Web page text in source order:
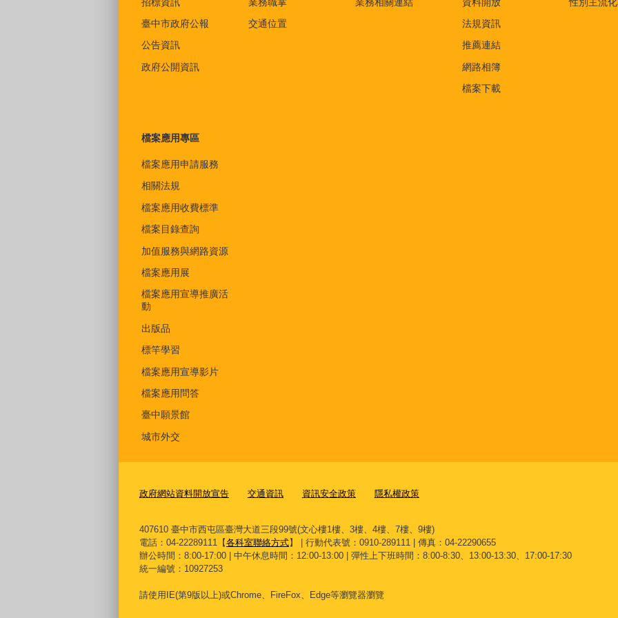
臺中市政府公報
公告資訊
政府公開資訊
交通位置
法規資訊
推薦連結
網路相簿
檔案下載
檔案應用專區
檔案應用申請服務
相關法規
檔案應用收費標準
檔案目錄查詢
加值服務與網路資源
檔案應用展
檔案應用宣導推廣活
動
出版品
標竿學習
檔案應用宣導影片
檔案應用問答
臺中願景館
城市外交
政府網站資料開放宣告 交通資訊 資訊安全政策 隱私權政策
407610 臺中市西屯區臺灣大道三段99號(文心樓1樓、3樓、4樓、7樓、9樓)
電話：04-22289111【各科室聯絡方式】 | 行動代表號：0910-289111 | 傳真：04-22290655
辦公時間：8:00-17:00 | 中午休息時間：12:00-13:00 | 彈性上下班時間：8:00-8:30、13:00-13:30、17:00-17:30
統一編號：10927253
請使用 IE(第9版以上)或Chrome FireFox Edge等瀏覽器瀏覽